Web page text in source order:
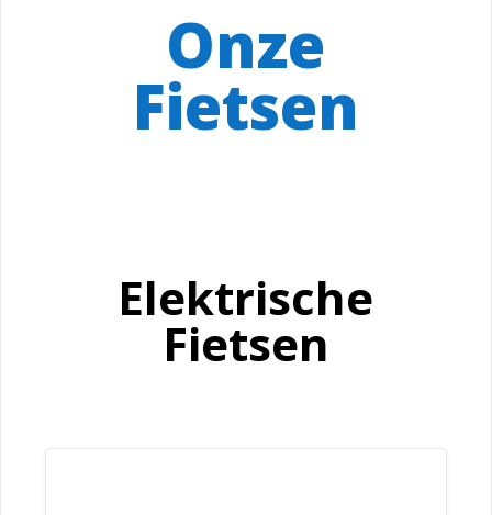
Onze
Fietsen
Elektrische
Fietsen